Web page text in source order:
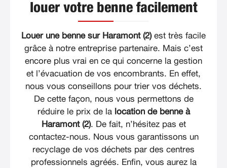
louer votre benne facilement
Louer une benne sur Haramont (2)est très facile
grâce à notre entreprise partenaire. Mais c’est
encore plus vrai en ce qui concerne la gestion
et l’évacuation de vos encombrants. En effet,
nous vous conseillons pour trier vos déchets.
De cette façon, nous vous permettons de
réduire le prix de la location de benne à
Haramont (2). De fait, n’hésitez pas et
contactez-nous. Nous vous garantissons un
recyclage de vos déchets par des centres
professionnels agréés. Enfin, vous aurez la